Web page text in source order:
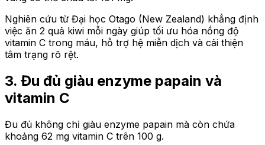
Nghiên cứu từ Đại học Otago (New Zealand) khẳng định
việc ăn 2 quả kiwi mỗi ngày giúp tối ưu hóa nồng độ
vitamin C trong máu, hỗ trợ hệ miễn dịch và cải thiện
tâm trạng rõ rệt.
3. Đu đủ giàu enzyme papain và
vitamin C
Đu đủ không chỉ giàu enzyme papain mà còn chứa
khoảng 62 mg vitamin C trên 100 g.